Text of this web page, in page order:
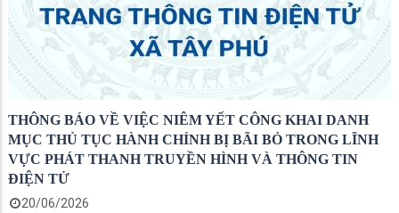
THÔNG BÁO VỀ VIỆC NIÊM YẾT CÔNG KHAI DANH
MỤC THỦ TỤC HÀNH CHÍNH BỊ BÃI BỎ TRONG LĨNH
VỰC PHÁT THANH TRUYỀN HÌNH VÀ THÔNG TIN
ĐIỆN TỬ
20/06/2026